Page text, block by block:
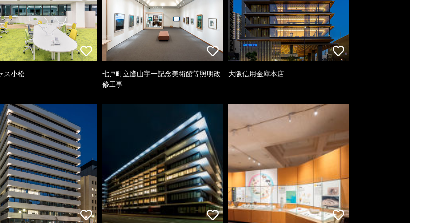
ス小松
七戸町立鷹山宇一記念美術館等照明改
修工事
大阪信用金庫本店